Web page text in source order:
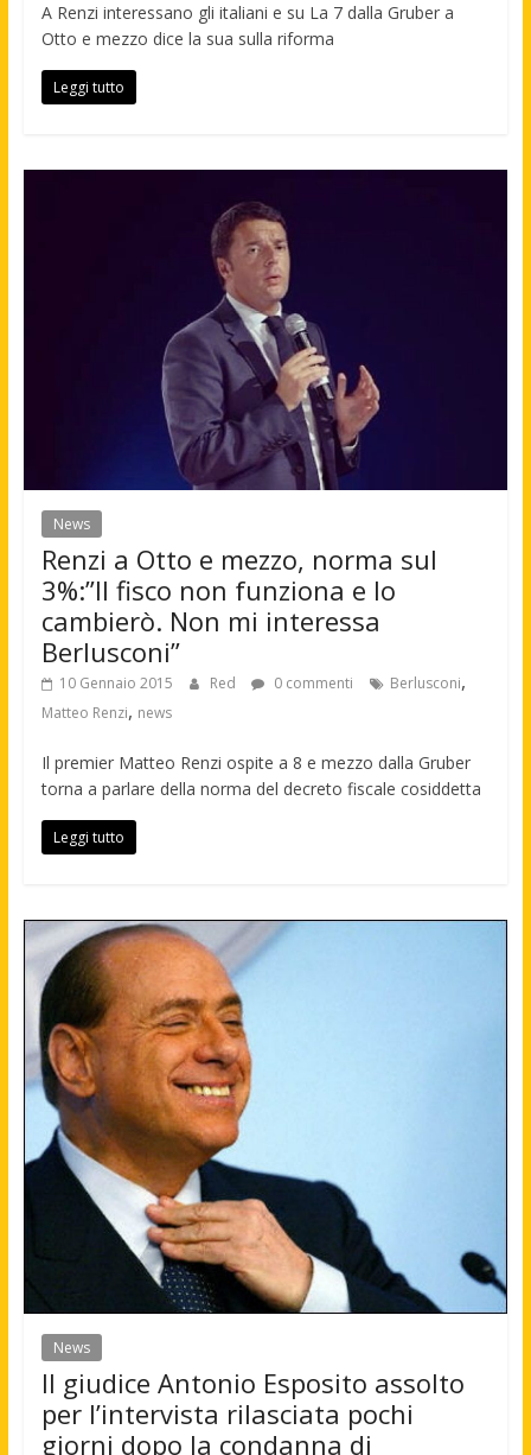
A Renzi interessano gli italiani e su La 7 dalla Gruber a
Otto e mezzo dice la sua sulla riforma
Leggi tutto
News
Renzi a Otto e mezzo, norma sul
3%:”Il fisco non funziona e lo
cambierò. Non mi interessa
Berlusconi”
10 Gennaio 2015 Red 0 commenti Berlusconi,
Matteo Renzi, news
Il premier Matteo Renzi ospite a 8 e mezzo dalla Gruber
torna a parlare della norma del decreto fiscale cosiddetta
Leggi tutto
News
Il giudice Antonio Esposito assolto
per l’intervista rilasciata pochi
giorni dopo la condanna di